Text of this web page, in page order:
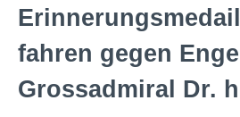
fahren gegen
Grossadmiral Dr.